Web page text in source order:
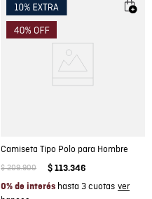
Camiseta Tipo Polo para Hombre
$ 209.900 $ 113.346
0% de interés hasta 3 cuotas